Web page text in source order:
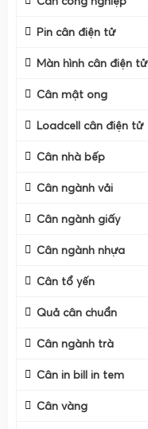
Pin cân điện tử
Màn hình cân điện tử
Cân mật ong
Loadcell cân điện tử
Cân nhà bếp
Cân ngành vải
Cân ngành giấy
Cân ngành nhựa
Cân tổ yến
Quả cân chuẩn
Cân ngành trà
Cân in bill in tem
Cân vàng